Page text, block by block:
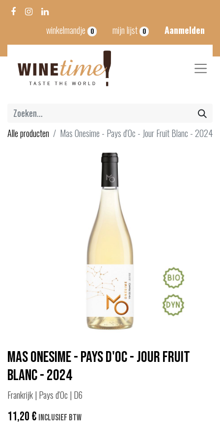
winkelmandje 0 mijn lijst 0 Aanmelden
Alle producten Mas Onesime - Pays d'Oc - Jour Fruit Blanc - 2024
Mas Onesime - Pays d'Oc - Jour Fruit
Blanc - 2024
Frankrijk | Pays d'Oc | D6
11,20€ Inclusief btw